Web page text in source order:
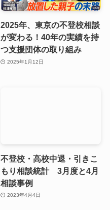
2025年、東京の不登校相談
が変わる！40年の実績を持
つ支援団体の取り組み
2025年1月12日
不登校・高校中退・引きこ
もり相談統計 3月度と4月
相談事例
2023年4月4日